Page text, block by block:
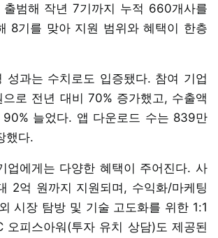
범해 작년 7기까지 누적 660개사를
8기를 맞아 지원 범위와 혜택이 한층
성과는 수치로도 입증됐다. 참여 기업
로 전년 대비 70% 증가했고, 수출액
늘었다. 앱 다운로드 수는 839만
했다.
업에게는 다양한 혜택이 주어진다. 사
2억 원까지 지원되며, 수익화/마케팅
시장 탐방 및 기술 고도화를 위한 1:1
오피스아워(투자 유치 상담)도 제공된